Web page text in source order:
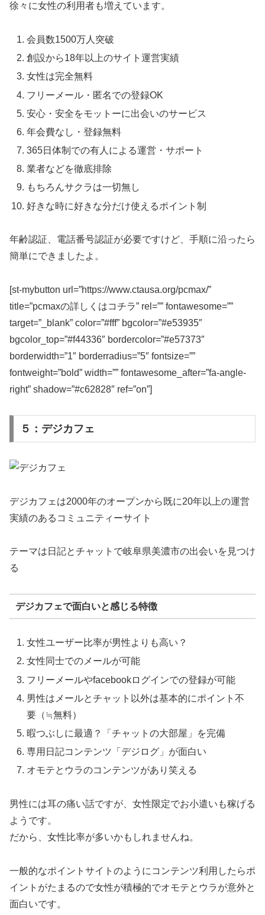
徐々に女性の利用者も増えています。
会員数1500万人突破
創設から18年以上のサイト運営実績
女性は完全無料
フリーメール・匿名での登録OK
安心・安全をモットーに出会いのサービス
年会費なし・登録無料
365日体制での有人による運営・サポート
業者などを徹底排除
もちろんサクラは一切無し
好きな時に好きな分だけ使えるポイント制
年齢認証、電話番号認証が必要ですけど、手順に沿ったら
簡単にできましたよ。
[st-mybutton url=”https://www.ctausa.org/pcmax/”
title=”pcmaxの詳しくはコチラ” rel=”” fontawesome=””
target=”_blank” color=”#fff” bgcolor=”#e53935″
bgcolor_top=”#f44336″ bordercolor=”#e57373″
borderwidth=”1″ borderradius=”5″ fontsize=””
fontweight=”bold” width=”” fontawesome_after=”fa-angle-
right” shadow=”#c62828″ ref=”on”]
５：デジカフェ
デジカフェは2000年のオープンから既に20年以上の運営
実績のあるコミュニティーサイト
テーマは日記とチャットで岐阜県美濃市の出会いを見つけ
る
デジカフェで面白いと感じる特徴
女性ユーザー比率が男性よりも高い？
女性同士でのメールが可能
フリーメールやfacebookログインでの登録が可能
男性はメールとチャット以外は基本的にポイント不
要（≒無料）
暇つぶしに最適？「チャットの大部屋」を完備
専用日記コンテンツ「デジログ」が面白い
オモテとウラのコンテンツがあり笑える
男性には耳の痛い話ですが、女性限定でお小遣いも稼げる
ようです。
だから、女性比率が多いかもしれませんね。
一般的なポイントサイトのようにコンテンツ利用したらポ
イントがたまるので女性が積極的でオモテとウラが意外と
面白いです。